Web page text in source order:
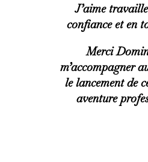
J’aime
confiance et en
Merci
m’accompagner
le lancement de
aventure